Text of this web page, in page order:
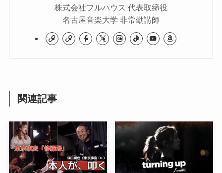
株式会社フルハウス 代表取締役
名古屋音楽大学 非常勤講師
関連記事